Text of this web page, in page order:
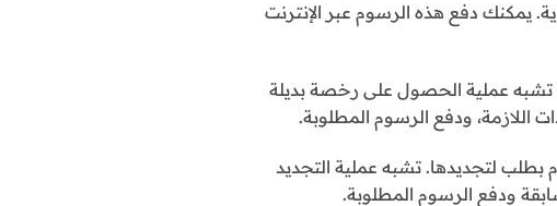
يمكنك دفع هذه الرسوم عبر الإنترنت
تشبه عملية الحصول على رخصة بديلة
ودفع الرسوم المطلوبة.
بطلب لتجديدها. تشبه عملية التجديد
ودفع الرسوم المطلوبة.